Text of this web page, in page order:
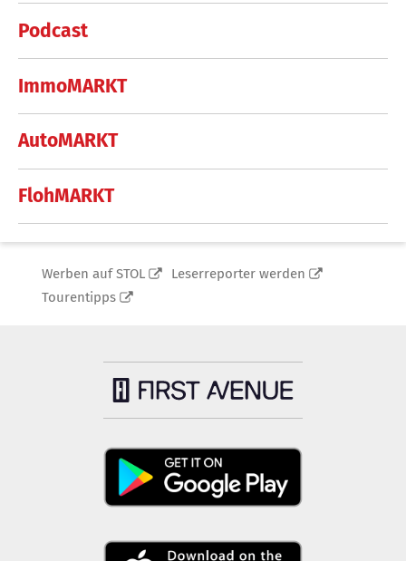
Podcast
ImmoMARKT
AutoMARKT
FlohMARKT
Werben auf STOL
Leserreporter werden
Tourentipps